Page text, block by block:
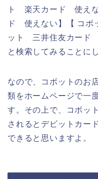
ト 楽天カード 使え
ド 使えない】【 コ
ット 三井住友カード
と検索してみることに
なので、コボットのお
類をホームページで一
す。その上で、コボッ
されるとデビットカー
できると思いますよ。